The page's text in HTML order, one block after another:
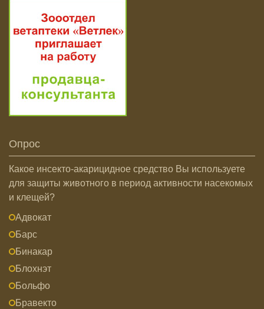
Опрос
Какое инсекто-акарицидное средство Вы используете
для защиты животного в период активности насекомых
и клещей?
Адвокат
Барс
Бинакар
Блохнэт
Больфо
Бравекто